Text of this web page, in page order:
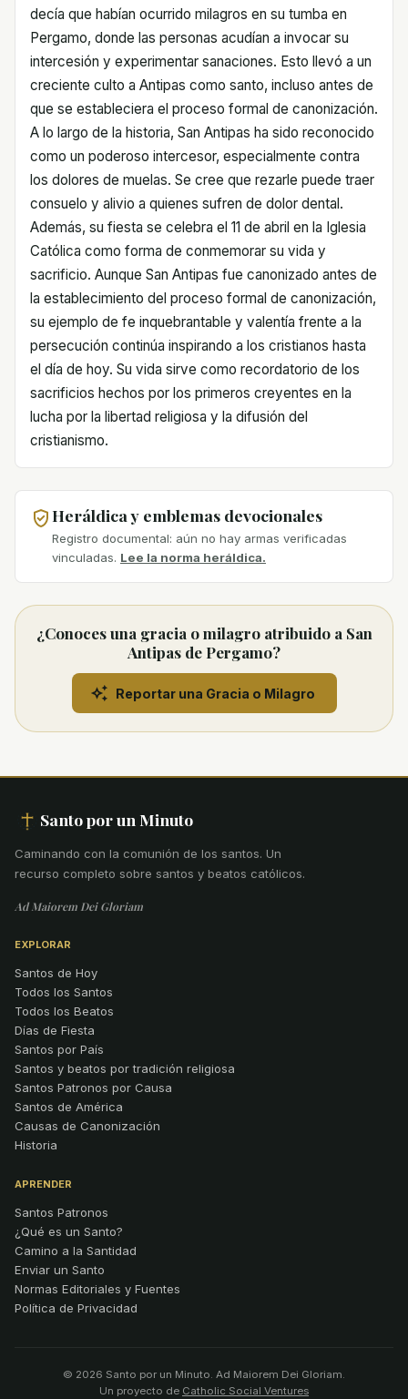
decía que habían ocurrido milagros en su tumba en
Pergamo, donde las personas acudían a invocar su
intercesión y experimentar sanaciones. Esto llevó a un
creciente culto a Antipas como santo, incluso antes de
que se estableciera el proceso formal de canonización.
A lo largo de la historia, San Antipas ha sido reconocido
como un poderoso intercesor, especialmente contra
los dolores de muelas. Se cree que rezarle puede traer
consuelo y alivio a quienes sufren de dolor dental.
Además, su fiesta se celebra el 11 de abril en la Iglesia
Católica como forma de conmemorar su vida y
sacrificio. Aunque San Antipas fue canonizado antes de
la establecimiento del proceso formal de canonización,
su ejemplo de fe inquebrantable y valentía frente a la
persecución continúa inspirando a los cristianos hasta
el día de hoy. Su vida sirve como recordatorio de los
sacrificios hechos por los primeros creyentes en la
lucha por la libertad religiosa y la difusión del
cristianismo.
Heráldica y emblemas devocionales
Registro documental: aún no hay armas verificadas
vinculadas. Lee la norma heráldica.
¿Conoces una gracia o milagro atribuido a San
Antipas de Pergamo?
Reportar una Gracia o Milagro
Santo por un Minuto
Caminando con la comunión de los santos. Un
recurso completo sobre santos y beatos católicos.
Ad Maiorem Dei Gloriam
EXPLORAR
Santos de Hoy
Todos los Santos
Todos los Beatos
Días de Fiesta
Santos por País
Santos y beatos por tradición religiosa
Santos Patronos por Causa
Santos de América
Causas de Canonización
Historia
APRENDER
Santos Patronos
¿Qué es un Santo?
Camino a la Santidad
Enviar un Santo
Normas Editoriales y Fuentes
Política de Privacidad
© 2026 Santo por un Minuto. Ad Maiorem Dei Gloriam.
Un proyecto de Catholic Social Ventures